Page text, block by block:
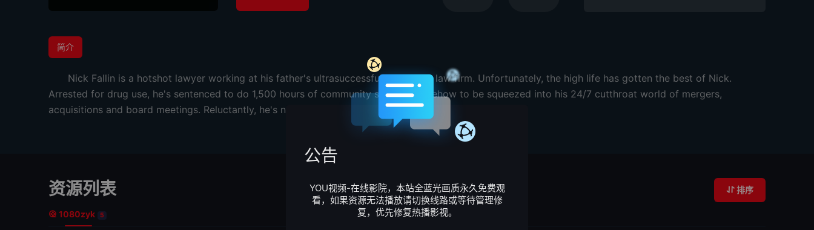
简介
Nick Fallin is a hotshot lawyer working at his father's ultrasuccessful Pittsburgh law firm. Unfortunately, the high life has gotten the best of Nick.
Arrested for drug use, he's sentenced to do 1,500 hours of community service, somehow to be squeezed into his 24/7 cutthroat world of mergers,
acquisitions and board meetings. Reluctantly, he's now The Guardian - a part-time chil...
资源列表 排序
1080zyk 5
公告
YOU视频-在线影院，本站全蓝光画质永久免费观
看，如果资源无法播放请切换线路或等待管理修
复，优先修复热播影视。